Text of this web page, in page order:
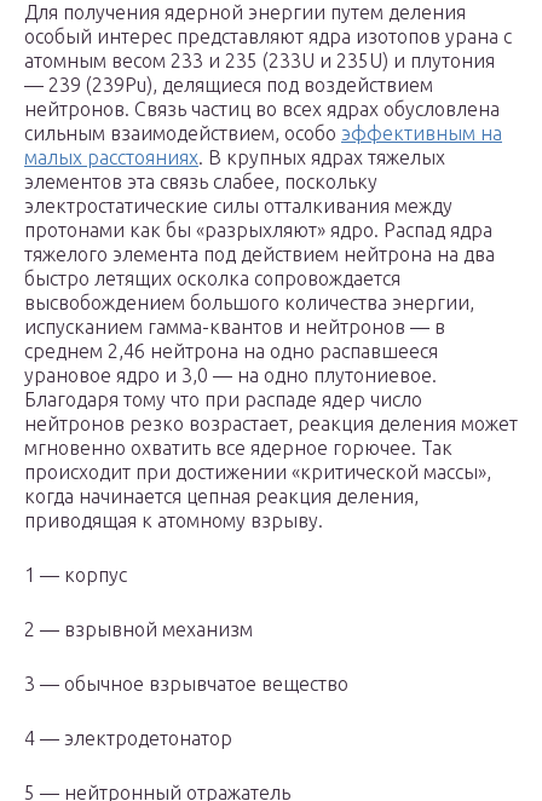
Для получения ядерной энергии путем деления
особый интерес представляют ядра изотопов урана с
атомным весом 233 и 235 (233U и 235U) и плутония
— 239 (239Pu), делящиеся под воздействием
нейтронов. Связь частиц во всех ядрах обусловлена
сильным взаимодействием, особо эффективным на
малых расстояниях. В крупных ядрах тяжелых
элементов эта связь слабее, поскольку
электростатические силы отталкивания между
протонами как бы «разрыхляют» ядро. Распад ядра
тяжелого элемента под действием нейтрона на два
быстро летящих осколка сопровождается
высвобождением большого количества энергии,
испусканием гамма-квантов и нейтронов — в
среднем 2,46 нейтрона на одно распавшееся
урановое ядро и 3,0 — на одно плутониевое.
Благодаря тому что при распаде ядер число
нейтронов резко возрастает, реакция деления может
мгновенно охватить все ядерное горючее. Так
происходит при достижении «критической массы»,
когда начинается цепная реакция деления,
приводящая к атомному взрыву.
1 — корпус
2 — взрывной механизм
3 — обычное взрывчатое вещество
4 — электродетонатор
5 — нейтронный отражатель